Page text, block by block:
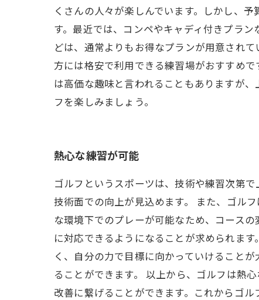
くさんの人々が楽しんでいます。しかし、
す。最近では、コンペやキャディ付きプラ
どは、通常よりもお得なプランが用意され
方には格安で利用できる練習場がおすすめ
は高価な趣味と言われることもありますが
フを楽しみましょう。
熱心な練習が可能
ゴルフというスポーツは、技術や練習次第
技術面での向上が見込めます。 また、ゴル
な環境下でのプレーが可能なため、コース
に対応できるようになることが求められま
く、自分の力で目標に向かっていけること
ることができます。 以上から、ゴルフは熱
改善に繋げることができます。これからゴ